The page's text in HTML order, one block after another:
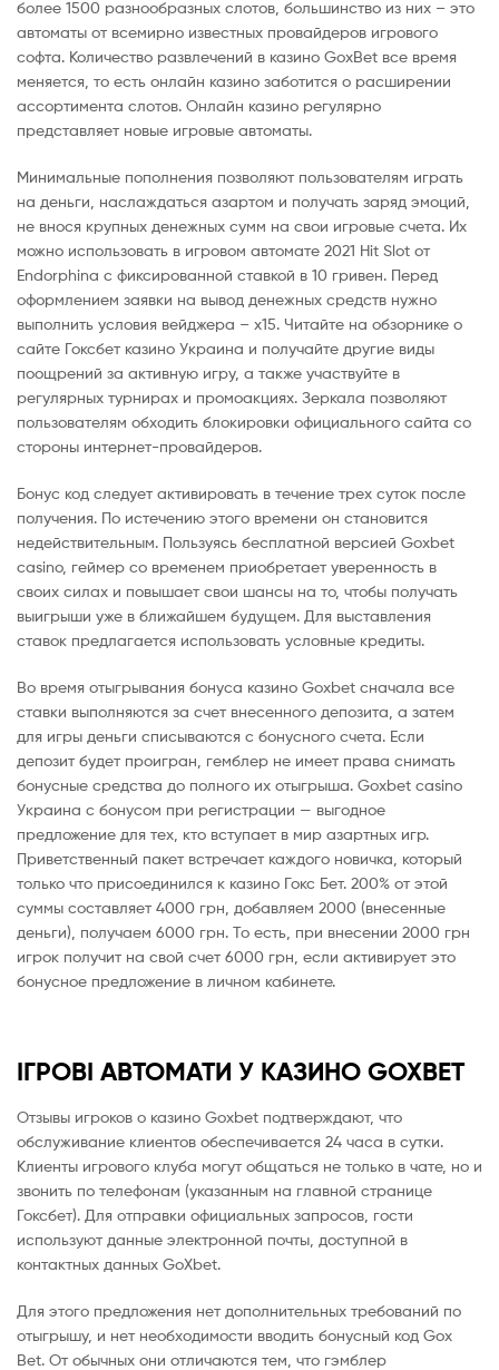
более 1500 разнообразных слотов, большинство из них – это
автоматы от всемирно известных провайдеров игрового
софта. Количество развлечений в казино GoxBet все время
меняется, то есть онлайн казино заботится о расширении
ассортимента слотов. Онлайн казино регулярно
представляет новые игровые автоматы.
Минимальные пополнения позволяют пользователям играть
на деньги, наслаждаться азартом и получать заряд эмоций,
не внося крупных денежных сумм на свои игровые счета. Их
можно использовать в игровом автомате 2021 Hit Slot от
Endorphina с фиксированной ставкой в 10 гривен. Перед
оформлением заявки на вывод денежных средств нужно
выполнить условия вейджера – х15. Читайте на обзорнике о
сайте Гоксбет казино Украина и получайте другие виды
поощрений за активную игру, а также участвуйте в
регулярных турнирах и промоакциях. Зеркала позволяют
пользователям обходить блокировки официального сайта со
стороны интернет-провайдеров.
Бонус код следует активировать в течение трех суток после
получения. По истечению этого времени он становится
недействительным. Пользуясь бесплатной версией Goxbet
casino, геймер со временем приобретает уверенность в
своих силах и повышает свои шансы на то, чтобы получать
выигрыши уже в ближайшем будущем. Для выставления
ставок предлагается использовать условные кредиты.
Во время отыгрывания бонуса казино Goxbet сначала все
ставки выполняются за счет внесенного депозита, а затем
для игры деньги списываются с бонусного счета. Если
депозит будет проигран, гемблер не имеет права снимать
бонусные средства до полного их отыгрыша. Goxbet casino
Украина с бонусом при регистрации — выгодное
предложение для тех, кто вступает в мир азартных игр.
Приветственный пакет встречает каждого новичка, который
только что присоединился к казино Гокс Бет. 200% от этой
суммы составляет 4000 грн, добавляем 2000 (внесенные
деньги), получаем 6000 грн. То есть, при внесении 2000 грн
игрок получит на свой счет 6000 грн, если активирует это
бонусное предложение в личном кабинете.
ІГРОВІ АВТОМАТИ У КАЗИНО GOXBET
Отзывы игроков о казино Goxbet подтверждают, что
обслуживание клиентов обеспечивается 24 часа в сутки.
Клиенты игрового клуба могут общаться не только в чате, но и
звонить по телефонам (указанным на главной странице
Гоксбет). Для отправки официальных запросов, гости
используют данные электронной почты, доступной в
контактных данных GoXbet.
Для этого предложения нет дополнительных требований по
отыгрышу, и нет необходимости вводить бонусный код Gox
Bet. От обычных они отличаются тем, что гэмблер